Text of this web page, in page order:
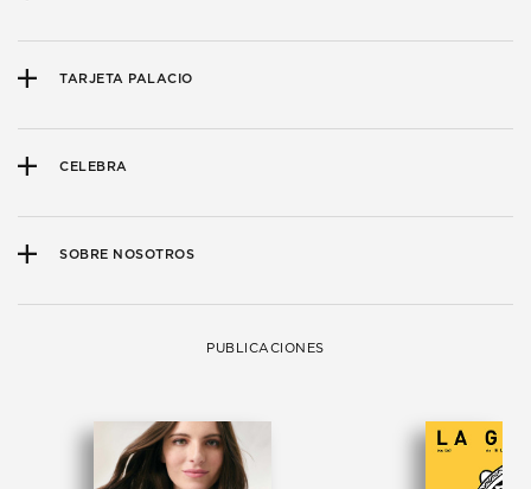
TARJETA PALACIO
CELEBRA
SOBRE NOSOTROS
PUBLICACIONES